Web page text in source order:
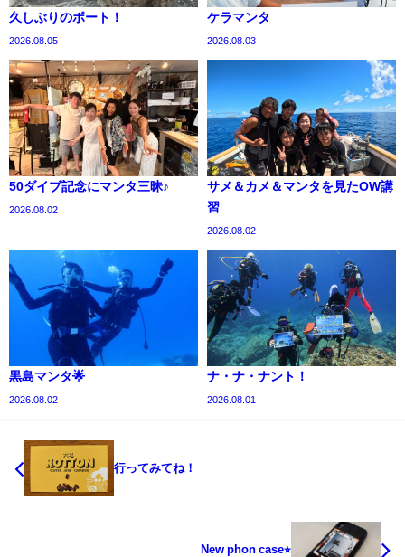
久しぶりのボート！
2026.08.05
ケラマンタ
2026.08.03
50ダイブ記念にマンタ三昧♪
2026.08.02
サメ＆カメ＆マンタを見たOW講
習
2026.08.02
黒島マンタ🌟
2026.08.02
ナ・ナ・ナント！
2026.08.01
行ってみてね！
New phon case⭐︎